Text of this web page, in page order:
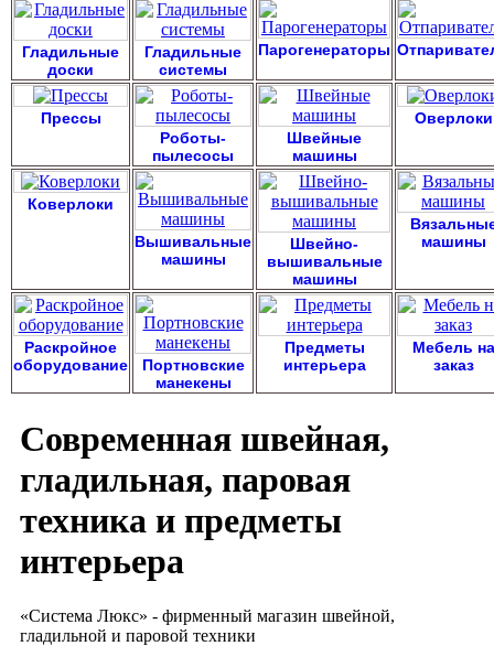
Гладильные
доски
Гладильные
системы
Парогенераторы
Прессы
Роботы-
пылесосы
Швейные
машины
Оверлоки
Коверлоки
Вышивальные
машины
Швейно-
вышивальные
машины
машины
Раскройное
оборудование
Портновские
манекены
Предметы
интерьера
Мебель на
заказ
Современная швейная,
гладильная, паровая
техника и предметы
интерьера
«Система Люкс» - фирменный магазин швейной,
гладильной и паровой техники